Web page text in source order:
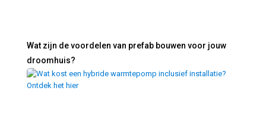
Wat zijn de voordelen van prefab bouwen voor jouw
droomhuis?